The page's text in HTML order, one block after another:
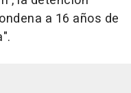
a 16 años de